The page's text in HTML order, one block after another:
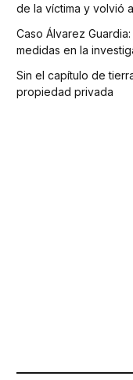
de la víctima y volvió
Caso Álvarez
medidas en la
Sin el capítulo de
propiedad privada